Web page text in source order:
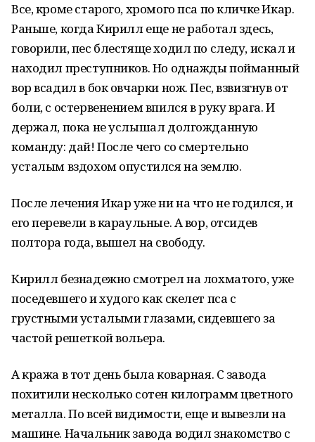
Все, кроме старого, хромого пса по кличке Икар.
Раньше, когда Кирилл еще не работал здесь,
говорили, пес блестяще ходил по следу, искал и
находил преступников. Но однажды пойманный
вор всадил в бок овчарки нож. Пес, взвизгнув от
боли, с остервенением впился в руку врага. И
держал, пока не услышал долгожданную
команду: дай! После чего со смертельно
усталым вздохом опустился на землю.
После лечения Икар уже ни на что не годился, и
его перевели в караульные. А вор, отсидев
полтора года, вышел на свободу.
Кирилл безнадежно смотрел на лохматого, уже
поседевшего и худого как скелет пса с
грустными усталыми глазами, сидевшего за
частой решеткой вольера.
А кража в тот день была коварная. С завода
похитили несколько сотен килограмм цветного
металла. По всей видимости, еще и вывезли на
машине. Начальник завода водил знакомство с